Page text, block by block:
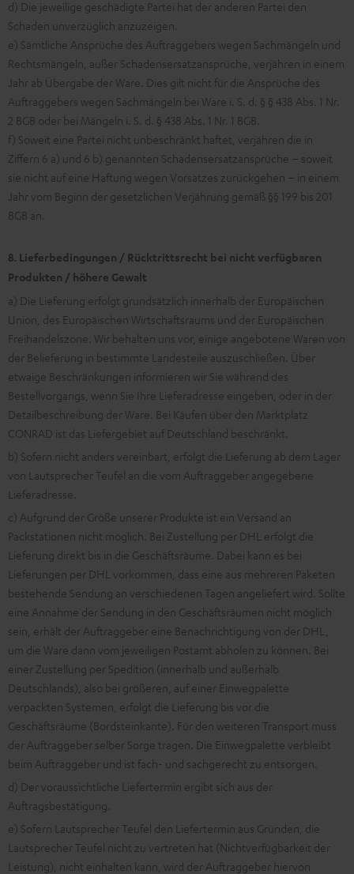
d) Die jeweilige geschädigte Partei hat der anderen Partei den
Schaden unverzüglich anzuzeigen.
e) Sämtliche Ansprüche des Auftraggebers wegen Sachmängeln und
Rechtsmängeln, außer Schadensersatzansprüche, verjähren in einem
Jahr ab Übergabe der Ware. Dies gilt nicht für die Ansprüche des
Auftraggebers wegen Sachmängeln bei Ware i. S. d. § § 438 Abs. 1 Nr.
2 BGB oder bei Mängeln i. S. d. § 438 Abs. 1 Nr. 1 BGB.
f) Soweit eine Partei nicht unbeschränkt haftet, verjähren die in
Ziffern 6 a) und 6 b) genannten Schadensersatzansprüche – soweit
sie nicht auf eine Haftung wegen Vorsatzes zurückgehen – in einem
Jahr vom Beginn der gesetzlichen Verjährung gemäß §§ 199 bis 201
BGB an.
8. Lieferbedingungen / Rücktrittsrecht bei nicht verfügbaren
Produkten / höhere Gewalt
a) Die Lieferung erfolgt grundsätzlich innerhalb der Europäischen
Union, des Europäischen Wirtschaftsraums und der Europäischen
Freihandelszone. Wir behalten uns vor, einige angebotene Waren von
der Belieferung in bestimmte Landesteile auszuschließen. Über
etwaige Beschränkungen informieren wir Sie während des
Bestellvorgangs, wenn Sie Ihre Lieferadresse eingeben, oder in der
Detailbeschreibung der Ware. Bei Käufen über den Marktplatz
CONRAD ist das Liefergebiet auf Deutschland beschränkt.
b) Sofern nicht anders vereinbart, erfolgt die Lieferung ab dem Lager
von Lautsprecher Teufel an die vom Auftraggeber angegebene
Lieferadresse.
c) Aufgrund der Größe unserer Produkte ist ein Versand an
Packstationen nicht möglich. Bei Zustellung per DHL erfolgt die
Lieferung direkt bis in die Geschäftsräume. Dabei kann es bei
Lieferungen per DHL vorkommen, dass eine aus mehreren Paketen
bestehende Sendung an verschiedenen Tagen angeliefert wird. Sollte
eine Annahme der Sendung in den Geschäftsräumen nicht möglich
sein, erhält der Auftraggeber eine Benachrichtigung von der DHL,
um die Ware dann vom jeweiligen Postamt abholen zu können. Bei
einer Zustellung per Spedition (innerhalb und außerhalb
Deutschlands), also bei größeren, auf einer Einwegpalette
verpackten Systemen, erfolgt die Lieferung bis vor die
Geschäftsräume (Bordsteinkante). Für den weiteren Transport muss
der Auftraggeber selber Sorge tragen. Die Einwegpalette verbleibt
beim Auftraggeber und ist fach- und sachgerecht zu entsorgen.
d) Der voraussichtliche Liefertermin ergibt sich aus der
Auftragsbestätigung.
e) Sofern Lautsprecher Teufel den Liefertermin aus Gründen, die
Lautsprecher Teufel nicht zu vertreten hat (Nichtverfügbarkeit der
Leistung), nicht einhalten kann, wird der Auftraggeber hiervon